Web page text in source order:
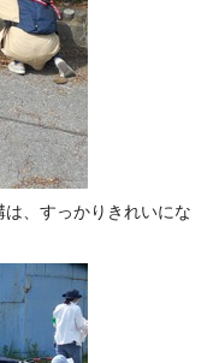
、すっかりきれいにな